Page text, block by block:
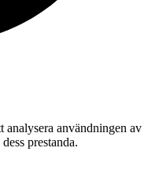
analysera användningen av
prestanda.